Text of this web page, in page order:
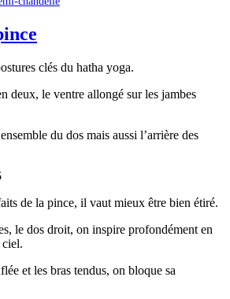
clés du hatha yoga.
deux, le ventre allongé sur les jambes
du dos mais aussi l’arrière des
de la pince, il vaut mieux être bien étiré.
le dos droit, on inspire profondément en
ciel.
et les bras tendus, on bloque sa